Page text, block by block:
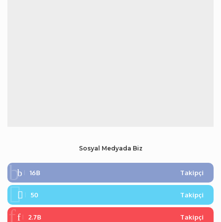
Sosyal Medyada Biz
16B Takipçi
50 Takipçi
2.7B Takipçi